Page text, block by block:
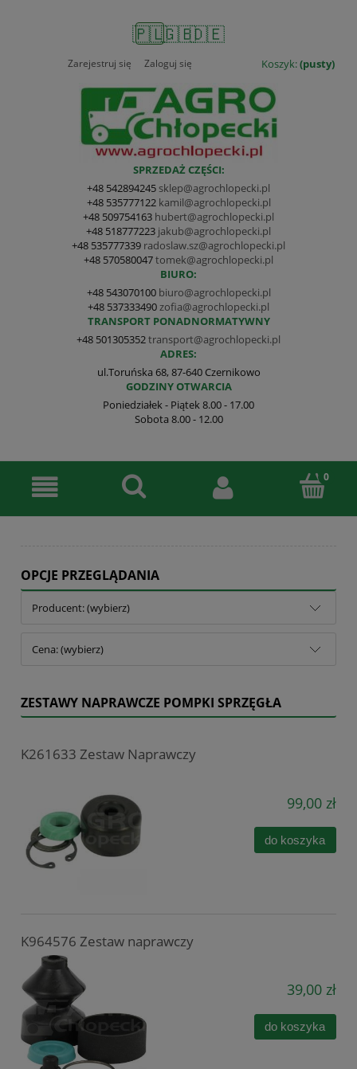
🇵🇱🇬🇧🇩🇪
Koszyk:(pusty)
Zarejestruj się Zaloguj się
SPRZEDAŻ CZĘŚCI:
+48 542894245 sklep@agrochlopecki.pl
+48 535777122 kamil@agrochlopecki.pl
+48 509754163 hubert@agrochlopecki.pl
+48 518777223 jakub@agrochlopecki.pl
+48 535777339 radoslaw.sz@agrochlopecki.pl
+48 570580047tomek@agrochlopecki.pl
BIURO:
+48 543070100 biuro@agrochlopecki.pl
+48 537333490 zofia@agrochlopecki.pl
TRANSPORT PONADNORMATYWNY
+48 501305352transport@agrochlopecki.pl
ADRES:
ul.Toruńska 68, 87-640 Czernikowo
GODZINY OTWARCIA
Poniedziałek - Piątek 8.00 - 17.00
Sobota 8.00 - 12.00
OPCJE PRZEGLĄDANIA
Producent: (wybierz)
Cena: (wybierz)
ZESTAWY NAPRAWCZE POMPKI SPRZĘGŁA
K261633 Zestaw Naprawczy
99,00 zł
do koszyka
K964576 Zestaw naprawczy
39,00 zł
do koszyka